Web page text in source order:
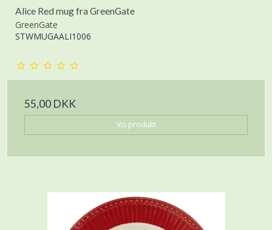
Alice Red mug fra GreenGate
GreenGate
STWMUGAALI1006
55,00 DKK
Vis produkt